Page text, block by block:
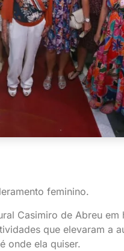
feminino.
Casimiro de Abreu em
que elevaram a
onde ela quiser.